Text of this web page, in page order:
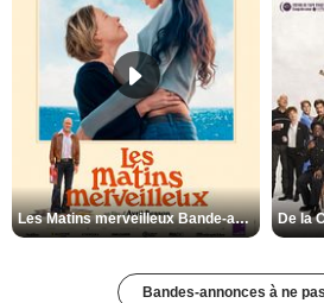
Les Matins merveilleux Bande-annonce VF
Bandes-annonces à ne